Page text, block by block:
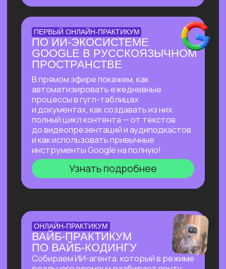
БОЛЬШОЙ ПРАКТИКУМ
ГИГАЧАТ
В прямом эфире покажем всю мощь
самой удобной и широкой
по функционалу российской нейросети!
Будет много практики: сделаем ретушь
фотографий, создадим презентацию
с функционалом, у которого нет
аналогов даже в иностранных
нейросетях, соберем майндкарты для
учебы, создадим аудиоподкаст
на основе текста и многое другое!
Узнать подробнее
БОЛЬШОЙ ПРАКТИКУМ
ПО СОЗДАНИЮ
ПРЕЗЕНТАЦИЙ С ИИ
и инфографики: без долгой верстки,
сложных программ и навыков в дизайне!
Узнать подробнее